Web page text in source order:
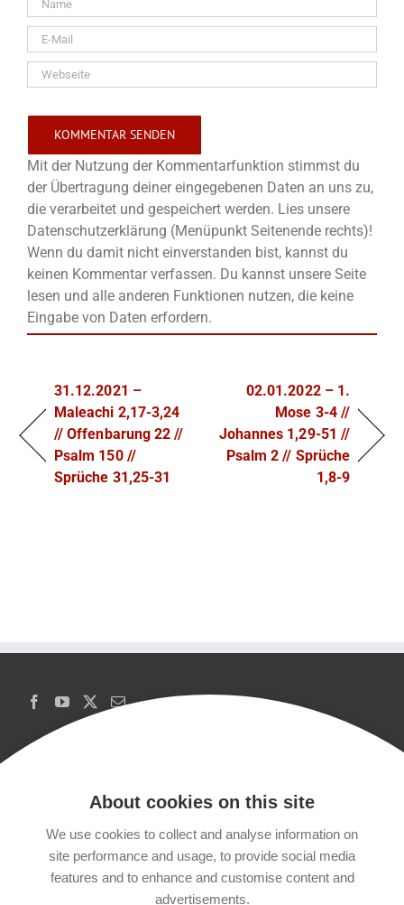
Mit der Nutzung der Kommentarfunktion stimmst du
der Übertragung deiner eingegebenen Daten an uns zu,
die verarbeitet und gespeichert werden. Lies unsere
Datenschutzerklärung (Menüpunkt Seitenende rechts)!
Wenn du damit nicht einverstanden bist, kannst du
keinen Kommentar verfassen. Du kannst unsere Seite
lesen und alle anderen Funktionen nutzen, die keine
Eingabe von Daten erfordern.
31.12.2021 –
Maleachi 2,17-3,24
// Offenbarung 22 //
Psalm 150 //
Sprüche 31,25-31
02.01.2022 – 1.
Mose 3-4 //
Johannes 1,29-51 //
Psalm 2 // Sprüche
1,8-9
Copyrights
Datenschutzerklärung
About cookies on this site
We use cookies to collect and analyse information on
site performance and usage, to provide social media
features and to enhance and customise content and
advertisements.